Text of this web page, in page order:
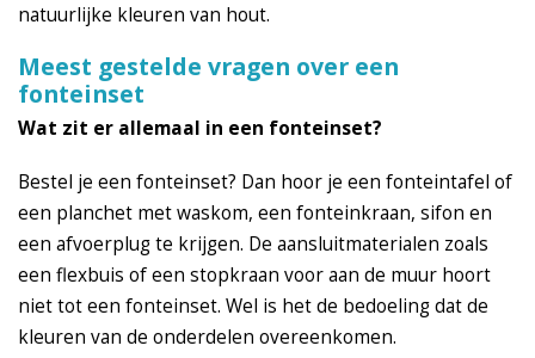
natuurlijke kleuren van hout.
Meest gestelde vragen over een
fonteinset
Wat zit er allemaal in een fonteinset?
Bestel je een fonteinset? Dan hoor je een fonteintafel of
een planchet met waskom, een fonteinkraan, sifon en
een afvoerplug te krijgen. De aansluitmaterialen zoals
een flexbuis of een stopkraan voor aan de muur hoort
niet tot een fonteinset. Wel is het de bedoeling dat de
kleuren van de onderdelen overeenkomen.